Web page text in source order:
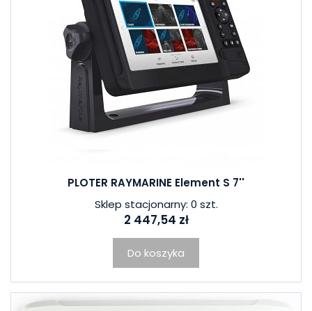
PLOTER RAYMARINE Element S 7''
Sklep stacjonarny: 0 szt.
2 447,54 zł
Do koszyka